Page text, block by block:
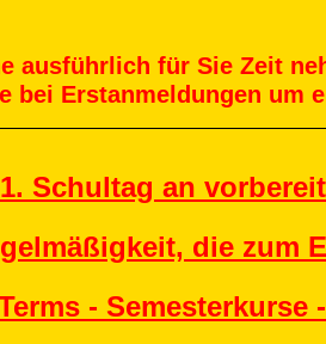
ausführlich für Sie Zeit
bei Erstanmeldungen um
Schultag an
die zum
-